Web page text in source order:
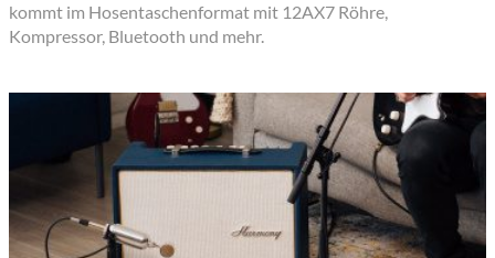
kommt im Hosentaschenformat mit 12AX7 Röhre,
Kompressor, Bluetooth und mehr.